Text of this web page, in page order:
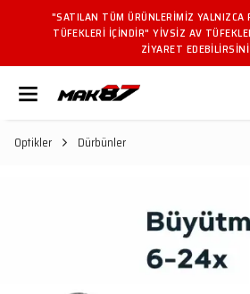
"SATILAN TÜM ÜRÜNLERIMIZ YALNIZCA
TÜFEKLERI IÇINDIR" YIVSIZ AV
ZIYARET
Optikler Dürbünler